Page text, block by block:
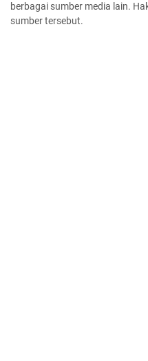
berbagai sumber media lain.
sumber tersebut.